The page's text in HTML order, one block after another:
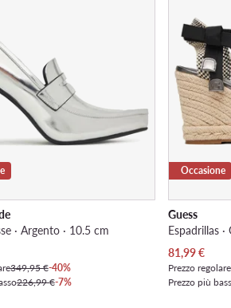
· Argento · 10.5 cm
349,95 €-40%
226,99 €-7%
Occasione
Guess
Espadrillas ·
Prezzo attuale
81,99€
Prezzo regolare
Prezzo più